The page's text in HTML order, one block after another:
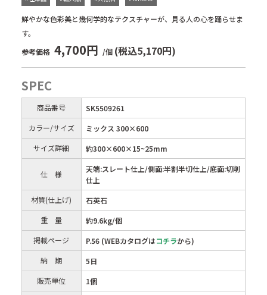
鮮やかな色彩美と幾何学的なテクスチャーが、見る人の心を踊らせま
す。
参考価格 4,700円 /個 (税込5,170円)
SPEC
商品番号
SK5509261
カラー/サイズ
ミックス 300×600
サイズ詳細
約300×600×15~25mm
仕 様
天端:スレート仕上/側面:半割半切仕上/底面:切削
仕上
材質(仕上げ)
石英石
重 量
約9.6kg/個
掲載ページ
P.56 (WEBカタログはコチラから)
納 期
5日
販売単位
1個